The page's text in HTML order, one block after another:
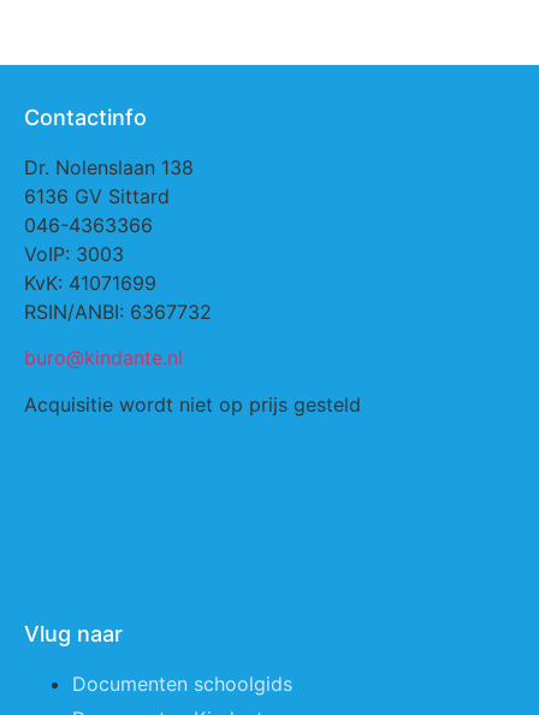
Contactinfo
Dr. Nolenslaan 138
6136 GV Sittard
046-4363366
VoIP: 3003
KvK: 41071699
RSIN/ANBI: 6367732
buro@kindante.nl
Acquisitie wordt niet op prijs gesteld
Vlug naar
Documenten schoolgids